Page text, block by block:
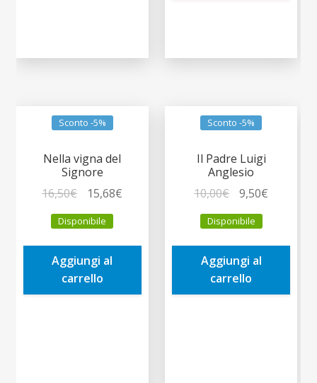
Sconto -5%
Nella vigna del
Signore
16,50€
prezzo
originale
era:
16,50€.
15,68€
è:
Disponibile
Aggiungi al
carrello
Sconto -5%
Il Padre Luigi
Anglesio
10,00€
prezzo
originale
era:
10,00€.
9,50€
è:
Disponibile
Aggiungi al
carrello